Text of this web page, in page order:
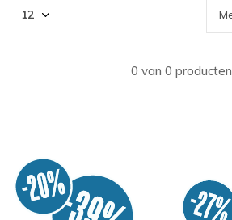
0 van 0 producten